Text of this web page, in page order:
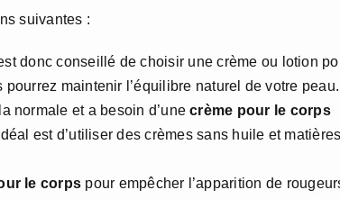
suivantes :
donc conseillé de choisir une crème ou lotion
maintenir l’équilibre naturel de votre peau.
normale et a besoin d’unecrème pour le corps
est d’utiliser des crèmes sans huile et
le corps pour empêcher l’apparition de